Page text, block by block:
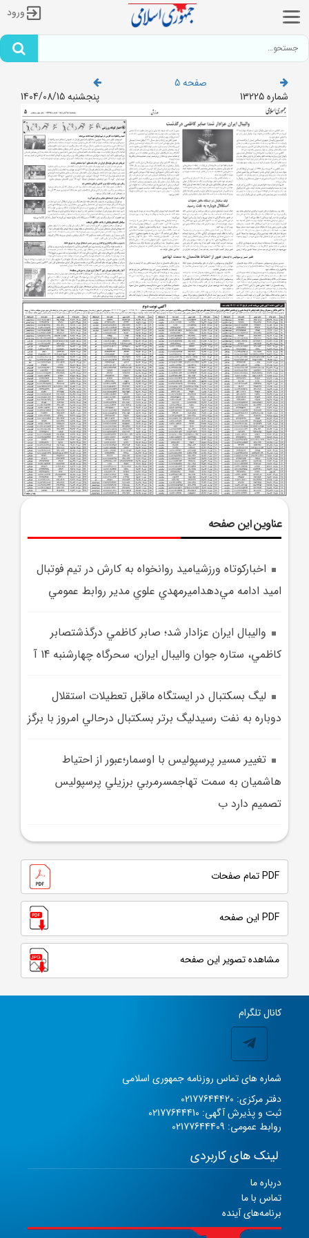
ورود
صفحه 5
شماره 13225
پنجشنبه 1404/08/15
عناوین این صفحه
اخبارکوتاه ورزشياميد روانخواه به کارش در تيم فوتبال
اميد ادامه مي‌دهداميرمهدي علوي مدير روابط عمومي
واليبال ايران عزادار شد؛ صابر کاظمي درگذشتصابر
کاظمي، ستاره جوان واليبال ايران، سحرگاه چهارشنبه 14 آ
ليگ بسکتبال در ايستگاه ماقبل تعطيلات استقلال
دوباره به نفت رسيدليگ برتر بسکتبال درحالي امروز با برگز
تغيير مسير پرسپوليس با اوسمار؛عبور از احتياط
هاشميان به سمت تهاجمسرمربي برزيلي پرسپوليس
تصميم دارد ب
PDF تمام صفحات
PDF این صفحه
مشاهده تصویر این صفحه
کانال تلگرام
شماره های تماس روزنامه جمهوری اسلامی
دفتر مرکزی: 02177644420
ثبت و پذیرش آگهی: 02177644410
روابط عمومی: 02177644409
لینک های کاربردی
درباره ما
تماس با ما
برنامه‌های آینده